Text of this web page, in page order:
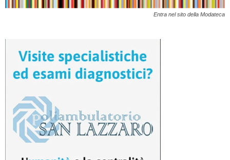
Entra nel sito della Modateca